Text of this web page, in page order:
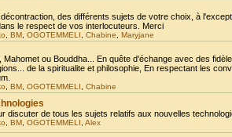
des différents sujets de votre choix, à
le respect de vos interlocuteurs. Merci
BM OGOTEMMELI Chabine Maryjane
Mahomet ou Bouddha... En quête d'échange avec des
de la spiritualite et philosophie, En respectant les
BM OGOTEMMELI Chabine
discuter de tous les sujets relatifs aux nouvelles
BM OGOTEMMELI Alex